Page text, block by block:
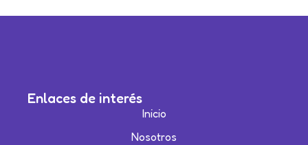
Enlaces de interés
Inicio
Nosotros